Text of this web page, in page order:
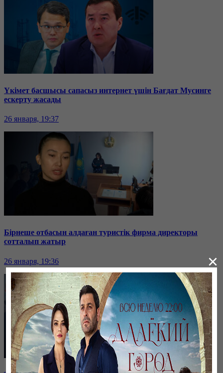
Үкімет басшысы сапасыз интернет үшін Бағдат Мусинге
ескерту жасады
26 января, 19:37
Бірнеше отбасын алдаған туристік фирма директоры
сотталып жатыр
26 января, 19:36 ×